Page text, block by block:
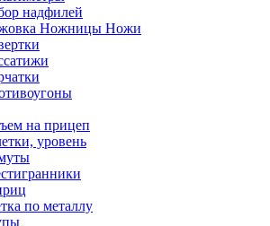
надфилей
Ножницы Ножи
на прицеп
уровень
по металлу